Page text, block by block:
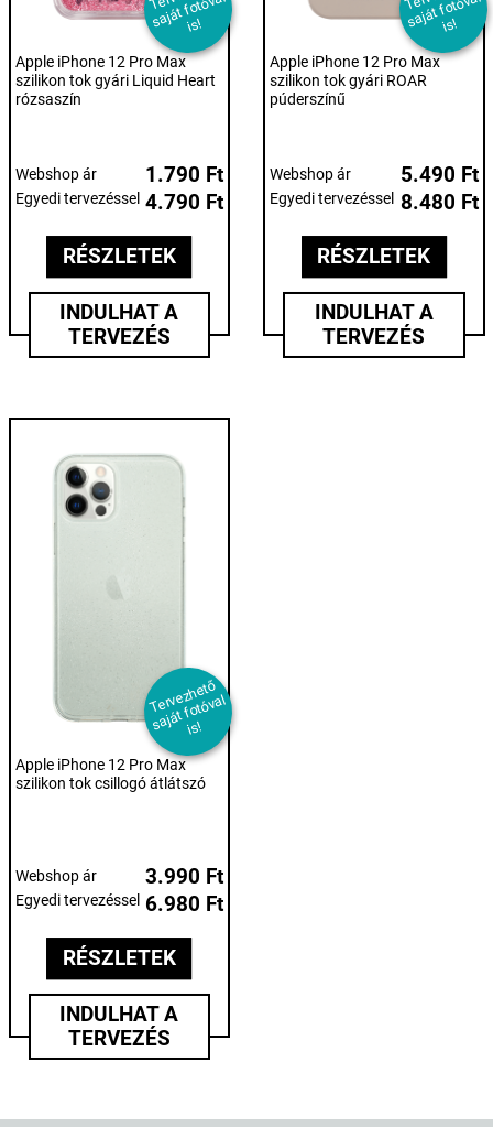
v
al
s!
Apple iPhone 12 Pro Max
szilikon tok gyári Liquid Heart
rózsaszín
Webshop ár 1.790 Ft
Egyedi tervezéssel 4.790 Ft
RÉSZLETEK
INDULHAT A
TERVEZÉS
v
al
s!
Apple iPhone 12 Pro Max
szilikon tok gyári ROAR
púderszínű
Webshop ár 5.490 Ft
Egyedi tervezéssel 8.480 Ft
RÉSZLETEK
INDULHAT A
TERVEZÉS
T
er
v
e
z
h
et
ő
s
aj
át f
ot
ó
v
al
i
s!
Apple iPhone 12 Pro Max
szilikon tok csillogó átlátszó
Webshop ár 3.990 Ft
Egyedi tervezéssel 6.980 Ft
RÉSZLETEK
INDULHAT A
TERVEZÉS